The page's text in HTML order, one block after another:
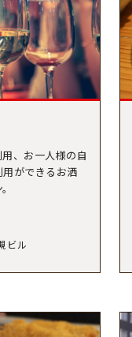
、お一人様の自
ができるお洒
ビル